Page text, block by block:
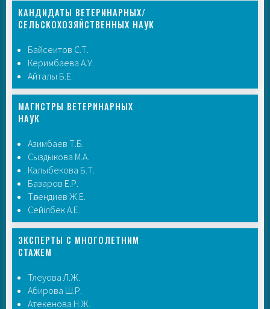
КАНДИДАТЫ ВЕТЕРИНАРНЫХ/
СЕЛЬСКОХОЗЯЙСТВЕННЫХ НАУК
Байсеитов С.Т.
Керимбаева А.У.
Айталы Б.Е.
МАГИСТРЫ ВЕТЕРИНАРНЫХ
НАУК
Азимбаев Т.Б.
Сыздыкова М.А.
Калыбекова Б.Т.
Базаров Е.Р.
Төлендиев Ж.Е.
Сейілбек А.Е.
ЭКСПЕРТЫ С МНОГОЛЕТНИМ
СТАЖЕМ
Тлеуова Л.Ж.
Абирова Ш.Р.
Атекенова Н.Ж.